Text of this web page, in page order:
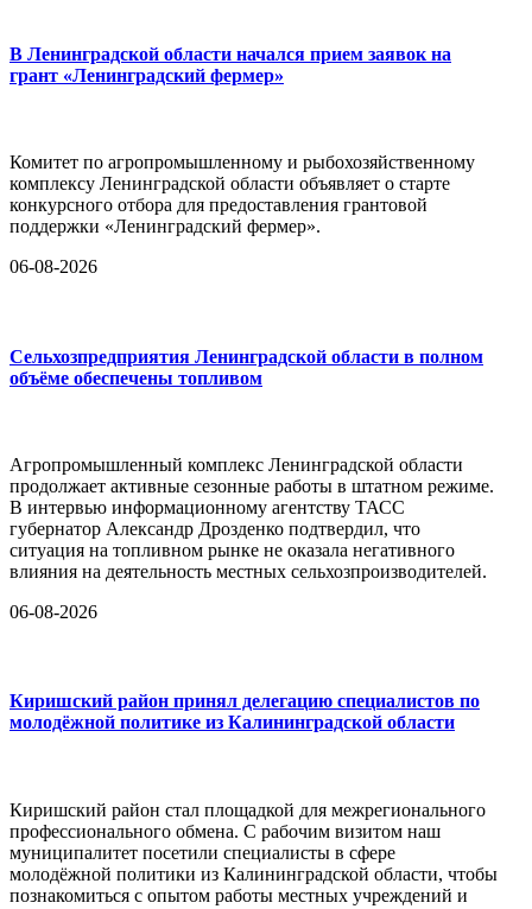
В Ленинградской области начался прием заявок на
грант «Ленинградский фермер»
Комитет по агропромышленному и рыбохозяйственному
комплексу Ленинградской области объявляет о старте
конкурсного отбора для предоставления грантовой
поддержки «Ленинградский фермер».
06-08-2026
Сельхозпредприятия Ленинградской области в полном
объёме обеспечены топливом
Агропромышленный комплекс Ленинградской области
продолжает активные сезонные работы в штатном режиме.
В интервью информационному агентству ТАСС
губернатор Александр Дрозденко подтвердил, что
ситуация на топливном рынке не оказала негативного
влияния на деятельность местных сельхозпроизводителей.
06-08-2026
Киришский район принял делегацию специалистов по
молодёжной политике из Калининградской области
Киришский район стал площадкой для межрегионального
профессионального обмена. С рабочим визитом наш
муниципалитет посетили специалисты в сфере
молодёжной политики из Калининградской области, чтобы
познакомиться с опытом работы местных учреждений и